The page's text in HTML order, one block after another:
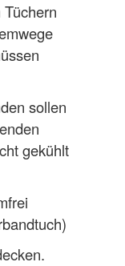
sollen
gekühlt